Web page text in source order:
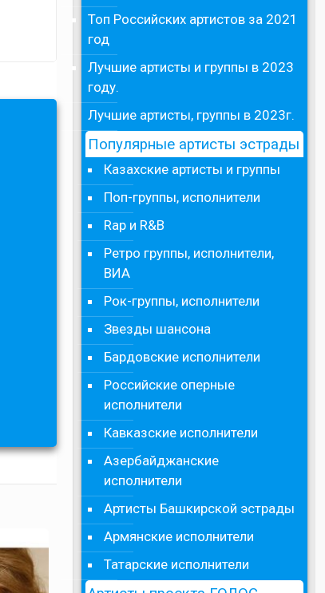
Топ Российских артистов за 2021
год
Лучшие артисты и группы в 2023
году.
Лучшие артисты, группы в 2023г.
Популярные артисты эстрады
Казахские артисты и группы
Поп-группы, исполнители
Rap и R&B
Ретро группы, исполнители,
ВИА
Рок-группы, исполнители
Звезды шансона
Бардовские исполнители
Российские оперные
исполнители
Кавказские исполнители
Азербайджанские
исполнители
Артисты Башкирской эстрады
Армянские исполнители
Татарские исполнители